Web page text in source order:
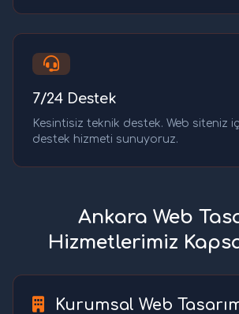
7/24 Destek
Kesintisiz teknik destek. Web siteniz
destek hizmeti sunuyoruz.
Ankara Web
Hizmetlerimiz
Kurumsal Web